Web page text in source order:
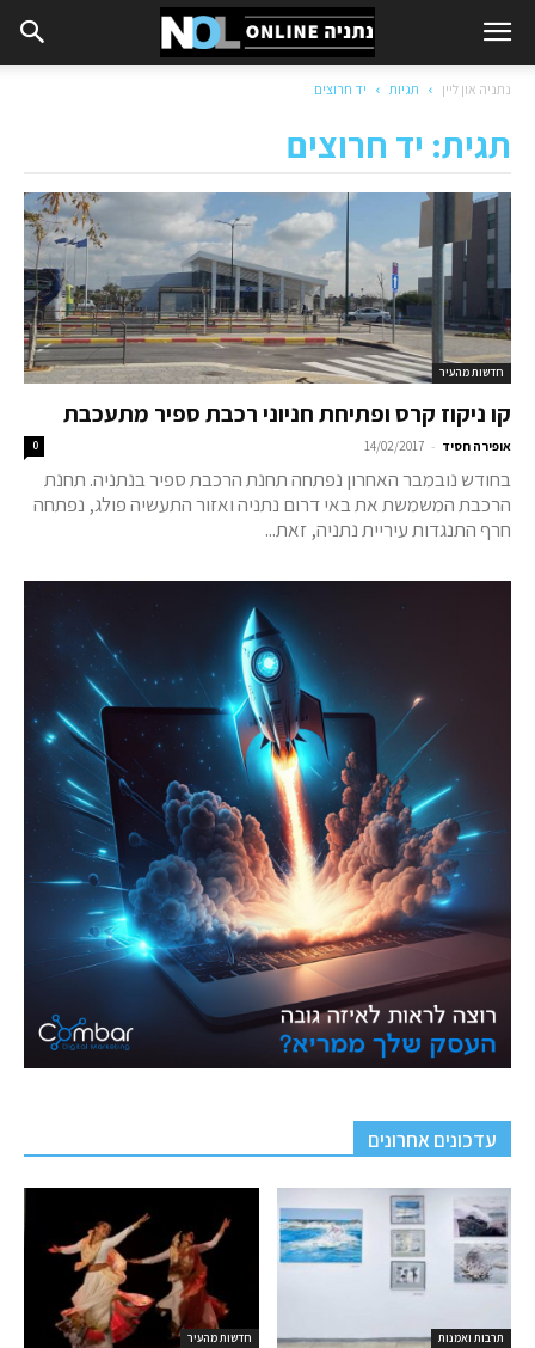
נתניה און ליין תגיות יד חרוצים
תגית: יד חרוצים
חדשות מהעיר
קו ניקוז קרס ופתיחת חניוני רכבת ספיר מתעכבת
אופירה חסיד -
14/02/2017
0
בחודש נובמבר האחרון נפתחה תחנת הרכבת ספיר בנתניה. תחנת
הרכבת המשמשת את באי דרום נתניה ואזור התעשיה פולג, נפתחה
חרף התנגדות עיריית נתניה, זאת...
עדכונים אחרונים
חדשות מהעיר תרבות ואמנות